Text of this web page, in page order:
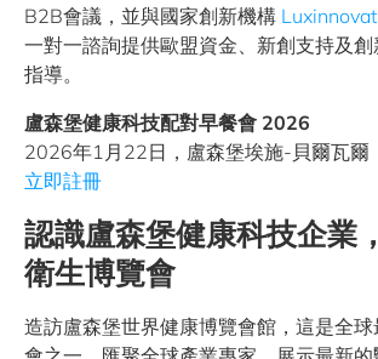
B2B會議，並與國家創新機構
一對一諮詢提供歐盟資金、新創支持及
指導。
盧森堡健康科技配對早餐會 2026
2026年1月22日，盧森堡埃施-貝爾瓦爾
立即註冊
認識盧森堡健康科技企業
衛生博覽會
造訪盧森堡世界健康博覽會館，這是全